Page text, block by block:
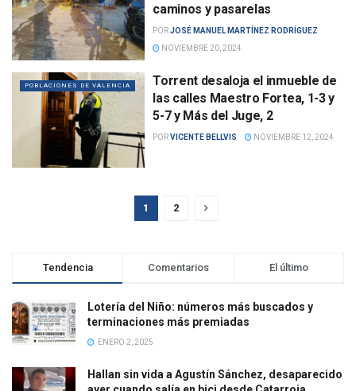
caminos y pasarelas
PORJOSÉ MANUEL MARTÍNEZ RODRÍGUEZ
NOVIEMBRE 20, 2024
POBLACIONES DE VALENCIA
Torrent desaloja el inmueble de
las calles Maestro Fortea, 1-3 y
5-7 y Más del Juge, 2
PORVICENTE BELLVIS NOVIEMBRE 12, 2024
1 2
Tendencia Comentarios El último
Lotería del Niño: números más buscados y
terminaciones más premiadas
ENERO 2, 2025
Hallan sin vida a Agustín Sánchez, desaparecido